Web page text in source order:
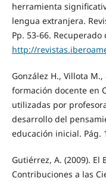
herramienta
lengua extranjera.
Pp. 53-66. Recuperado
http://
González H., Villota
formación docente en
utilizadas por
desarrollo del
educación inicial. Pág.
Gutiérrez, A. (2009).
Contribuciones a las